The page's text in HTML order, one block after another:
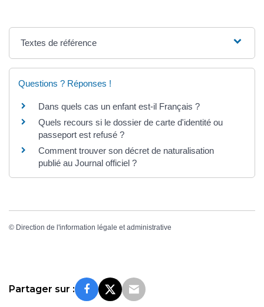
Textes de référence
Questions ? Réponses !
Dans quels cas un enfant est-il Français ?
Quels recours si le dossier de carte d'identité ou
passeport est refusé ?
Comment trouver son décret de naturalisation
publié au Journal officiel ?
© Direction de l'information légale et administrative
Partager sur :